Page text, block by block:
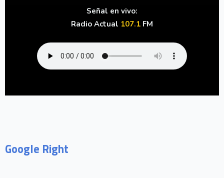
Señal en vivo:
Radio Actual 107.1 FM
Google Right